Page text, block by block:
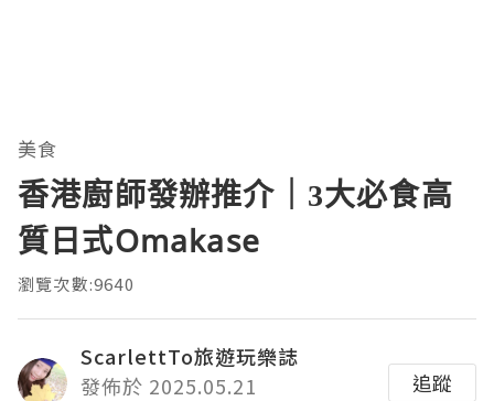
美食
香港廚師發辦推介｜3大必食高
質日式Omakase
瀏覽次數:9640
ScarlettTo旅遊玩樂誌
發佈於 2025.05.21
追蹤